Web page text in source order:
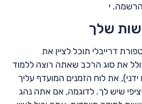
י
שלך
דרייבלי תוכל לציין את
את סוג הרכב שאתה רוצה ללמוד
ידני), את לוח הזמנים המועדף עליך
שיש לך. לדוגמה, אם אתה נהג